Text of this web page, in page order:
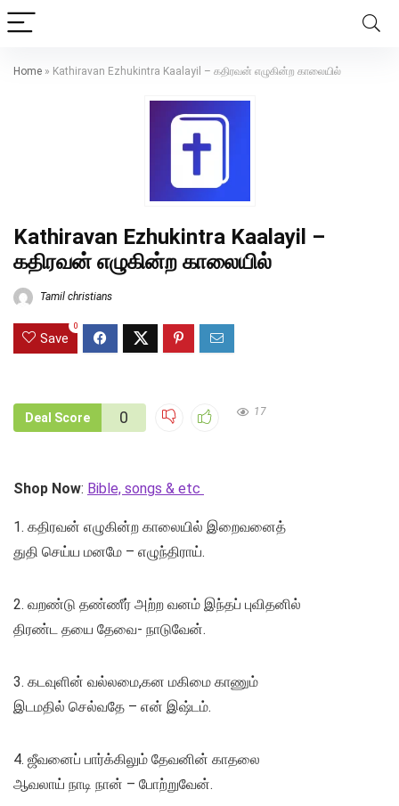
Home » Kathiravan Ezhukintra Kaalayil – கதிரவன் எழுகின்ற காலையில்
Kathiravan Ezhukintra Kaalayil –
கதிரவன் எழுகின்ற காலையில்
Tamil christians
Save
0
Deal Score 0 17
Shop Now: Bible, songs & etc
1. கதிரவன் எழுகின்ற காலையில் இறைவனைத்
துதி செய்ய மனமே – எழுந்திராய்.
2. வறண்டு தண்ணீர் அற்ற வனம் இந்தப் புவிதனில்
திரண்ட தயை தேவை- நாடுவேன்.
3. கடவுளின் வல்லமை,கன மகிமை காணும்
இடமதில் செல்வதே – என் இஷ்டம்.
4. ஜீவனைப் பார்க்கிலும் தேவனின் காதலை
ஆவலாய் நாடி நான் – போற்றுவேன்.